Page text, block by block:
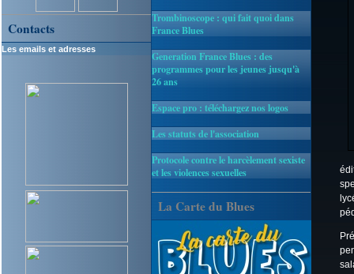
Trombinoscope : qui fait quoi dans
France Blues
Generation France Blues : des
programmes pour les jeunes jusqu'à
26 ans
Espace pro : téléchargez nos logos
Les statuts de l'association
Protocole contre le harcèlement sexiste
et les violences sexuelles
La Carte du Blues
Contacts
Les emails et adresses